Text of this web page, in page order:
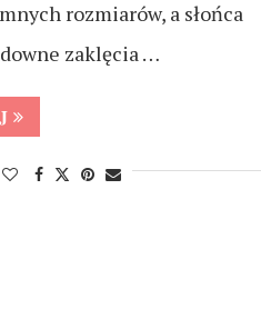
rozmiarów, a słońca
zaklęcia …